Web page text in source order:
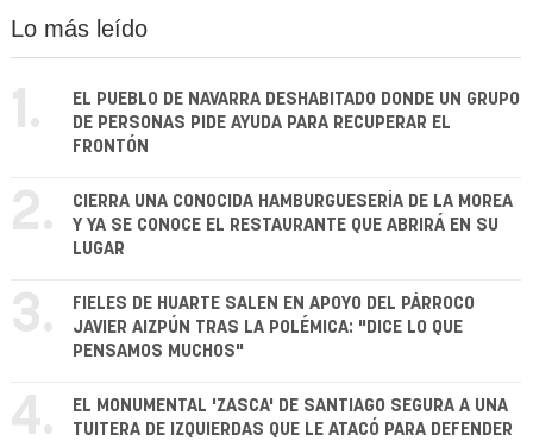
Lo más leído
1.
EL PUEBLO DE NAVARRA DESHABITADO DONDE UN GRUPO
DE PERSONAS PIDE AYUDA PARA RECUPERAR EL
FRONTÓN
2.
CIERRA UNA CONOCIDA HAMBURGUESERÍA DE LA MOREA
Y YA SE CONOCE EL RESTAURANTE QUE ABRIRÁ EN SU
LUGAR
3.
FIELES DE HUARTE SALEN EN APOYO DEL PÁRROCO
JAVIER AIZPÚN TRAS LA POLÉMICA: "DICE LO QUE
PENSAMOS MUCHOS"
4.
EL MONUMENTAL 'ZASCA' DE SANTIAGO SEGURA A UNA
TUITERA DE IZQUIERDAS QUE LE ATACÓ PARA DEFENDER